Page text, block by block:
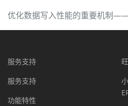
优化数据写入性能的重要机制
服务支持
服务支持
功能特性